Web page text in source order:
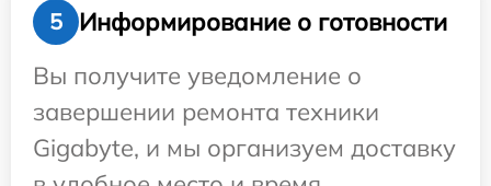
5
Информирование о готовности
Вы получите уведомление о
завершении ремонта техники
Gigabyte, и мы организуем доставку